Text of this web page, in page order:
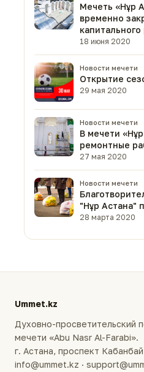
Мечеть «Нұр
временно
18 июня 2020
Новости мечети
Открытие
29 мая 2020
Новости мечети
В мечети
ремонтные
27 мая 2020
Новости мечети
"Нұр Астана"
28 марта 2020
Ummet.kz
Духовно-просветительский
мечети «Abu Nasr Al-Farabi».
г. Астана, проспект
info@ummet.kz ·